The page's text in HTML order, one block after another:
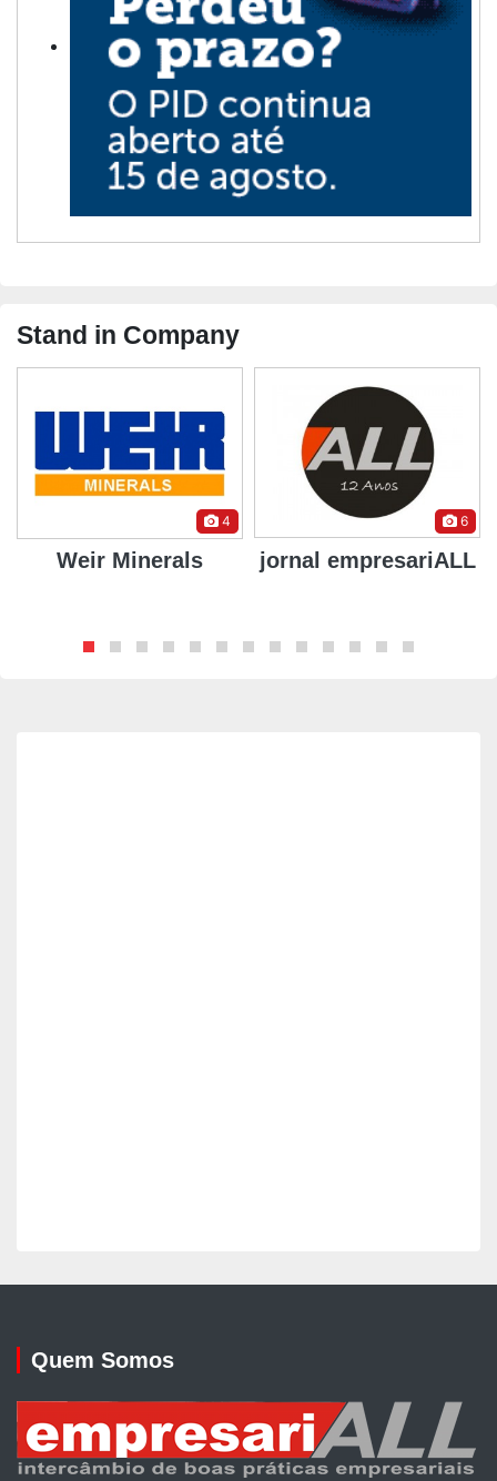
Stand in Company
4
Weir Minerals
6
jornal empresariALL
Quem Somos